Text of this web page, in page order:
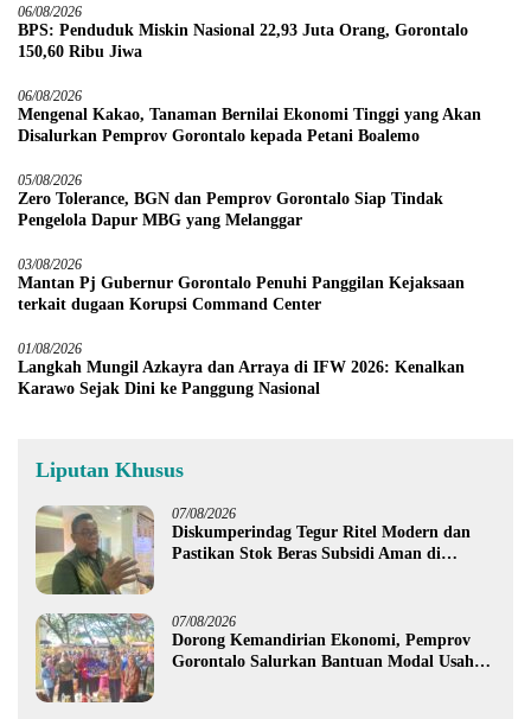
06/08/2026
BPS: Penduduk Miskin Nasional 22,93 Juta Orang, Gorontalo
150,60 Ribu Jiwa
06/08/2026
Mengenal Kakao, Tanaman Bernilai Ekonomi Tinggi yang Akan
Disalurkan Pemprov Gorontalo kepada Petani Boalemo
05/08/2026
Zero Tolerance, BGN dan Pemprov Gorontalo Siap Tindak
Pengelola Dapur MBG yang Melanggar
03/08/2026
Mantan Pj Gubernur Gorontalo Penuhi Panggilan Kejaksaan
terkait dugaan Korupsi Command Center
01/08/2026
Langkah Mungil Azkayra dan Arraya di IFW 2026: Kenalkan
Karawo Sejak Dini ke Panggung Nasional
Liputan Khusus
07/08/2026
Diskumperindag Tegur Ritel Modern dan
Pastikan Stok Beras Subsidi Aman di
07/08/2026
Dorong Kemandirian Ekonomi, Pemprov
Gorontalo Salurkan Bantuan Modal Usaha